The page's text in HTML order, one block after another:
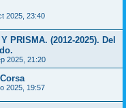
2025, 23:40
PRISMA. (2012-2025). Del
2025, 21:20
2025, 19:57